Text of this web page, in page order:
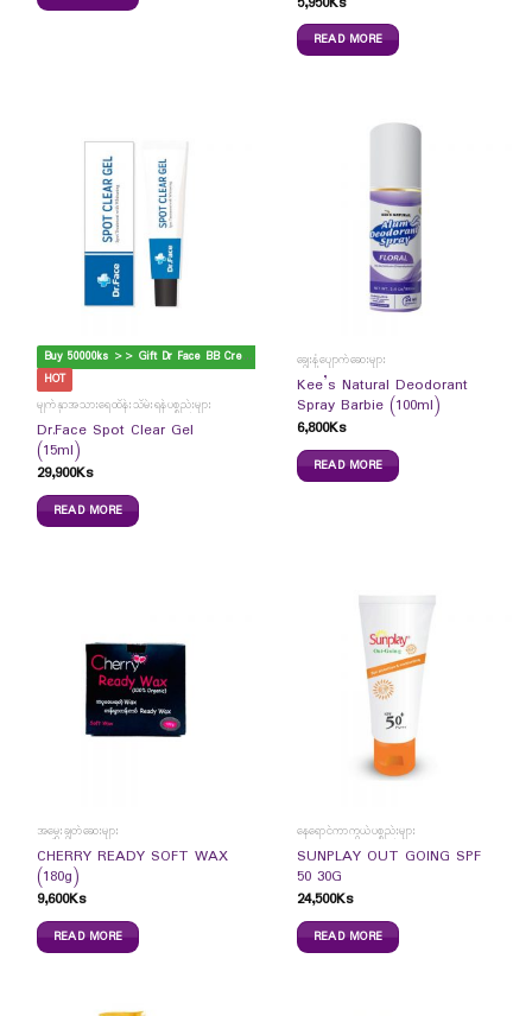
READ MORE
B
uy 50000ks >> Gift Dr Face BB Cream
HOT
မျက်နှာအသားရေထိန်းသိမ်းရန်ပစ္စည်းများ
Dr.Face Spot Clear Gel
(15ml)
29,900Ks
READ MORE
ချွေးနံ့ပျောက်ဆေးများ
Kee’s Natural Deodorant
Spray Barbie (100ml)
6,800Ks
READ MORE
အမွှေးချွတ်ဆေးများ
CHERRY READY SOFT WAX
(180g)
9,600Ks
READ MORE
နေရောင်ကာကွယ်ပစ္စည်းများ
SUNPLAY OUT GOING SPF
50 30G
24,500Ks
READ MORE